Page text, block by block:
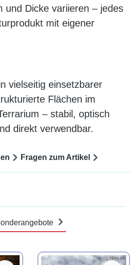
und Dicke variieren – jedes
mit eigener
vielseitig einsetzbarer
Flächen im
– stabil, optisch
direkt verwendbar.
Fragen zum Artikel